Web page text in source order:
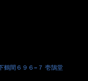
鶴間６９６−７ 壱鵠堂